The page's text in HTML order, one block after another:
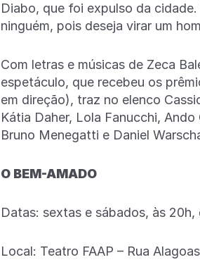
Diabo, que foi expulso da
ninguém, pois deseja virar um
Com letras e músicas de Zeca
espetáculo, que recebeu os
em direção), traz no elenco
Kátia Daher, Lola Fanucchi,
Bruno Menegatti e Daniel
O BEM-AMADO
Datas: sextas e sábados, às 20h,
Local: Teatro FAAP – Rua